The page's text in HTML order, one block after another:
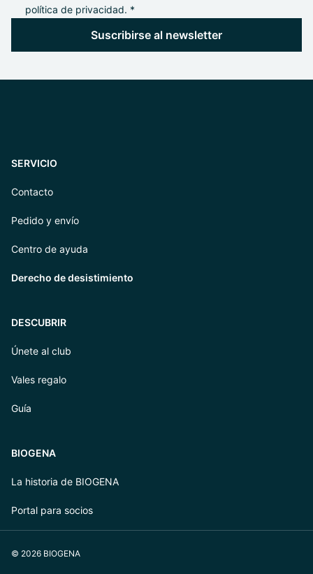
política de privacidad. *
Suscribirse al newsletter
SERVICIO
Contacto
Pedido y envío
Centro de ayuda
Derecho de desistimiento
DESCUBRIR
Únete al club
Vales regalo
Guía
BIOGENA
La historia de BIOGENA
Portal para socios
© 2026 BIOGENA